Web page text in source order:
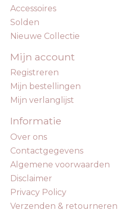
Accessoires
Solden
Nieuwe Collectie
Mijn account
Registreren
Mijn bestellingen
Mijn verlanglijst
Informatie
Over ons
Contactgegevens
Algemene voorwaarden
Disclaimer
Privacy Policy
Verzenden & retourneren